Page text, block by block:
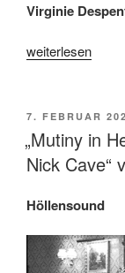
Virginie
„Comic
mit
neuen
Comics
von
Reinhard
Luz
und
weiterlesen
AM
7. FEBRUAR
„Mutiny in
Nick Cave“
Höllensound